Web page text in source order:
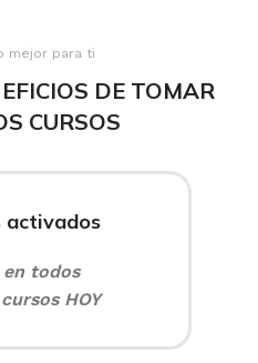
mejor para ti
DE TOMAR
CURSOS
activados
en todos
HOY